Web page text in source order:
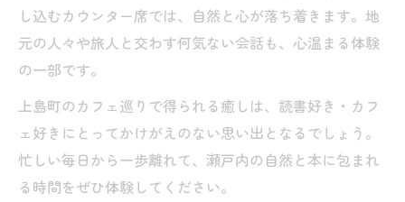
し込むカウンター席では、自然と心が落ち着きます。地
元の人々や旅人と交わす何気ない会話も、心温まる体験
の一部です。
上島町のカフェ巡りで得られる癒しは、読書好き・カフ
ェ好きにとってかけがえのない思い出となるでしょう。
忙しい毎日から一歩離れて、瀬戸内の自然と本に包まれ
る時間をぜひ体験してください。